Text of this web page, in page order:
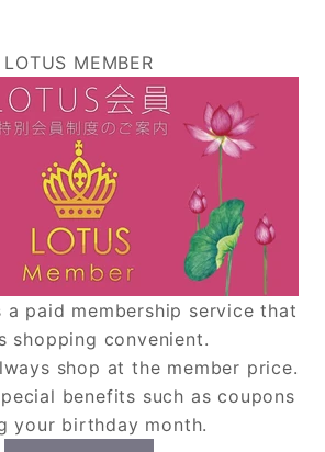
LOTUS MEMBER
a paid membership service that
shopping convenient.
shop at the member price.
benefits such as coupons
your birthday month.